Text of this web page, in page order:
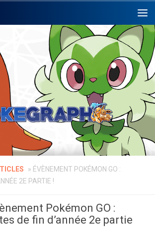
» ÉVÈNEMENT POKÉMON GO :
2E PARTIE !
Pokémon GO :
de fin d’année 2e partie